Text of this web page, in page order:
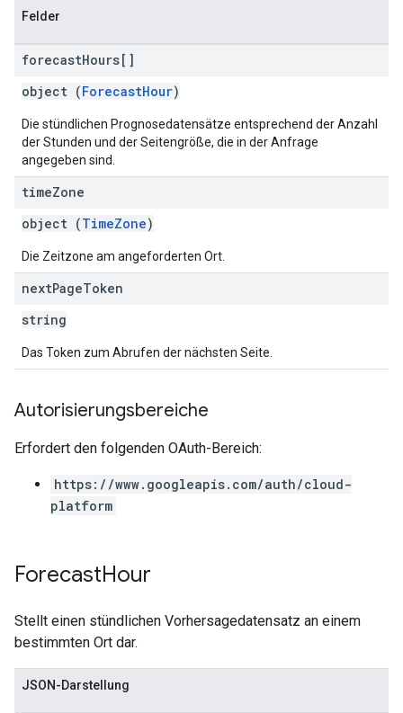
Felder
forecastHours[]
object (ForecastHour)
Die stündlichen Prognosedatensätze entsprechend der Anzahl
der Stunden und der Seitengröße, die in der Anfrage
angegeben sind.
timeZone
object (TimeZone)
Die Zeitzone am angeforderten Ort.
nextPageToken
string
Das Token zum Abrufen der nächsten Seite.
Autorisierungsbereiche
Erfordert den folgenden OAuth-Bereich:
https://www.googleapis.com/auth/cloud-
platform
ForecastHour
Stellt einen stündlichen Vorhersagedatensatz an einem
bestimmten Ort dar.
JSON-Darstellung